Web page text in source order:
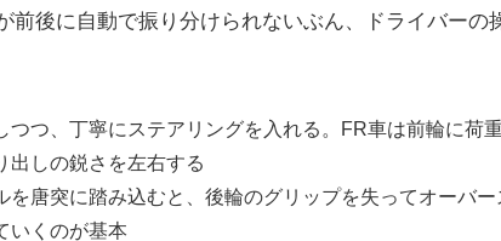
前後に自動で振り分けられないぶん、ドライバーの
つつ、丁寧にステアリングを入れる。FR車は前輪に荷
出しの鋭さを左右する
を唐突に踏み込むと、後輪のグリップを失ってオーバ
いくのが基本